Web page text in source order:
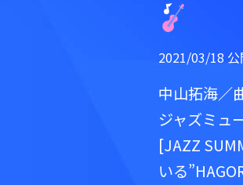
2021/03/18 公
中山拓海／
ジャズミュ
[JAZZ
いる